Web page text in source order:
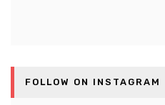
FOLLOW ON INSTAGRAM